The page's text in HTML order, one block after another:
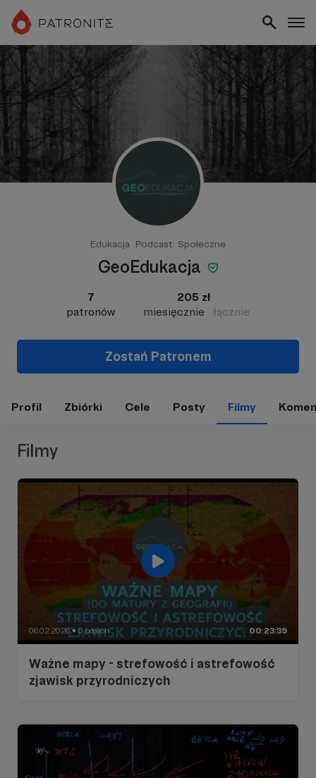
Edukacja Podcast Społeczne
GeoEdukacja
7
patronów
205 zł
miesięcznie
łącznie
Zostań Patronem
Profil Zbiórki Cele Posty Filmy
Filmy
00:23:39
06.02.2026 ● 0 odsłon
Ważne mapy - strefowość i astrefowość
zjawisk przyrodniczych